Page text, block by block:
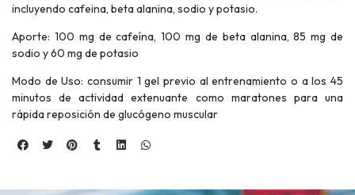
incluyendo cafeina, beta alanina, sodio y potasio.
Aporte: 100 mg de cafeína, 100 mg de beta alanina, 85 mg de
sodio y 60 mg de potasio
Modo de Uso: consumir 1 gel previo al entrenamiento o a los 45
minutos de actividad extenuante como maratones para una
rápida reposición de glucógeno muscular